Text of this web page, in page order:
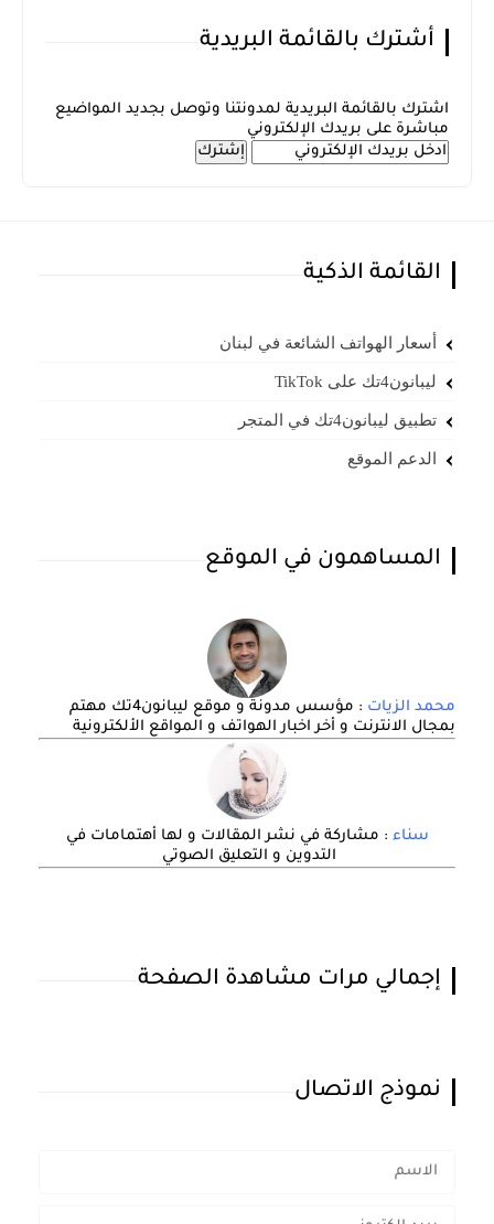
أشترك بالقائمة البريدية
اشترك بالقائمة البريدية لمدونتنا وتوصل بجديد المواضيع
مباشرة على بريدك الإلكتروني
القائمة الذكية
أسعار الهواتف الشائعة في لبنان
ليبانون4تك على TikTok
تطبيق ليبانون4تك في المتجر
الدعم الموقع
المساهمون في الموقع
محمد الزيات
: مؤسس مدونة و موقع ليبانون4تك مهتم
بمجال الانترنت و أخر اخبار الهواتف و المواقع الألكترونية
سناء : مشاركة في نشر المقالات و لها أهتمامات في
التدوين و التعليق الصوتي
إجمالي مرات مشاهدة الصفحة
نموذج الاتصال